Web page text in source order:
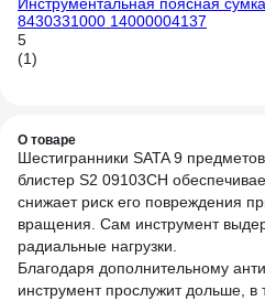
8430331000 14000004137
5
(1)
О товаре
Шестигранники SATA 9
блистер S2 09103CH
снижает риск его повреждения
вращения. Сам инструмент
радиальные нагрузки.
Благодаря дополнительному
инструмент прослужит дольше, в